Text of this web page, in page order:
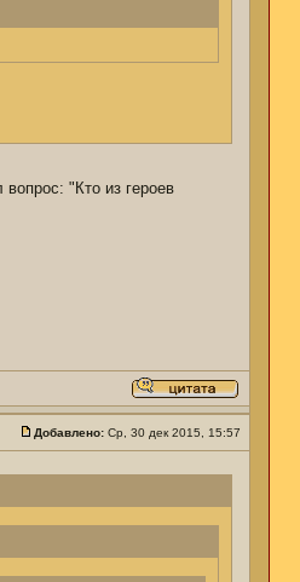
"Кто из героев
Добавлено: Ср, 30 дек 2015, 15:57